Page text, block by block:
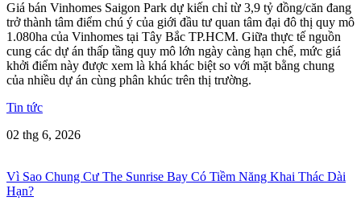
Giá bán Vinhomes Saigon Park dự kiến chỉ từ 3,9 tỷ đồng/căn đang
trở thành tâm điểm chú ý của giới đầu tư quan tâm đại đô thị quy mô
1.080ha của Vinhomes tại Tây Bắc TP.HCM. Giữa thực tế nguồn
cung các dự án thấp tầng quy mô lớn ngày càng hạn chế, mức giá
khởi điểm này được xem là khá khác biệt so với mặt bằng chung
của nhiều dự án cùng phân khúc trên thị trường.
Tin tức
02 thg 6, 2026
Vì Sao Chung Cư The Sunrise Bay Có Tiềm Năng Khai Thác Dài
Hạn?